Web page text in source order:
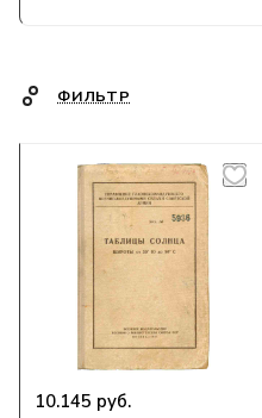
ФИЛЬТР
10.145 руб.